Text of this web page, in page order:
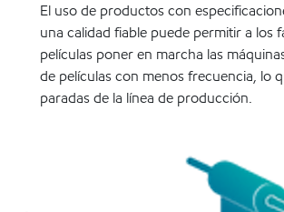
El uso de productos con
una calidad fiable puede permitir a los
películas poner en marcha las
de películas con menos frecuencia, lo
paradas de la línea de producción.